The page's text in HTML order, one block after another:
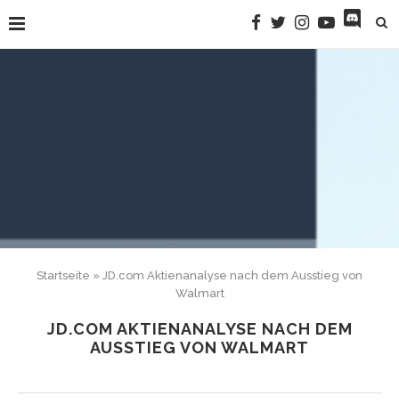
Startseite » JD.com Aktienanalyse nach dem Ausstieg von
Walmart
JD.COM AKTIENANALYSE NACH DEM
AUSSTIEG VON WALMART